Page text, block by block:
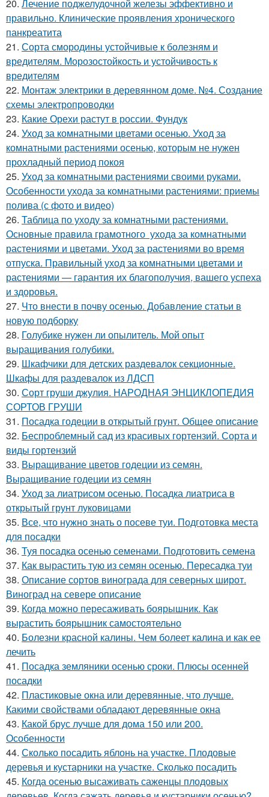
20. Лечение поджелудочной железы эффективно и
правильно. Клинические проявления хронического
панкреатита
21. Сорта смородины устойчивые к болезням и
вредителям. Морозостойкость и устойчивость к
вредителям
22. Монтаж электрики в деревянном доме. №4. Создание
схемы электропроводки
23. Какие Орехи растут в россии. Фундук
24. Уход за комнатными цветами осенью. Уход за
комнатными растениями осенью, которым не нужен
прохладный период покоя
25. Уход за комнатными растениями своими руками.
Особенности ухода за комнатными растениями: приемы
полива (с фото и видео)
26. Таблица по уходу за комнатными растениями.
Основные правила грамотного ухода за комнатными
растениями и цветами. Уход за растениями во время
отпуска. Правильный уход за комнатными цветами и
растениями — гарантия их благополучия, вашего успеха
и здоровья.
27. Что внести в почву осенью. Добавление статьи в
новую подборку
28. Голубике нужен ли опылитель. Мой опыт
выращивания голубики.
29. Шкафчики для детских раздевалок секционные.
Шкафы для раздевалок из ЛДСП
30. Сорт груши джулия. НАРОДНАЯ ЭНЦИКЛОПЕДИЯ
СОРТОВ ГРУШИ
31. Посадка годеции в открытый грунт. Общее описание
32. Беспроблемный сад из красивых гортензий. Сорта и
виды гортензий
33. Выращивание цветов годеции из семян.
Выращивание годеции из семян
34. Уход за лиатрисом осенью. Посадка лиатриса в
открытый грунт луковицами
35. Все, что нужно знать о посеве туи. Подготовка места
для посадки
36. Туя посадка осенью семенами. Подготовить семена
37. Как вырастить тую из семян осенью. Пересадка туи
38. Описание сортов винограда для северных широт.
Виноград на севере описание
39. Когда можно пересаживать боярышник. Как
вырастить боярышник самостоятельно
40. Болезни красной калины. Чем болеет калина и как ее
лечить
41. Посадка земляники осенью сроки. Плюсы осенней
посадки
42. Пластиковые окна или деревянные, что лучше.
Какими свойствами обладают деревянные окна
43. Какой брус лучше для дома 150 или 200.
Особенности
44. Сколько посадить яблонь на участке. Плодовые
деревья и кустарники на участке. Сколько посадить
45. Когда осенью высаживать саженцы плодовых